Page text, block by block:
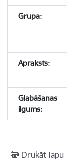
Drukāt lapu